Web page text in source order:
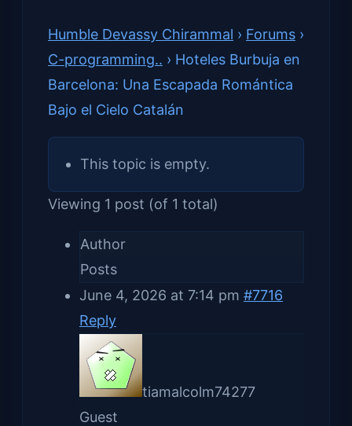
Humble Devassy Chirammal › Forums ›
C-programming.. › Hoteles Burbuja en
Barcelona: Una Escapada Romántica
Bajo el Cielo Catalán
This topic is empty.
Viewing 1 post (of 1 total)
Author
Posts
June 4, 2026 at 7:14 pm #7716
Reply
tiamalcolm74277
Guest